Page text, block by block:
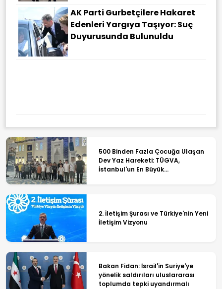
AK Parti Gurbetçilere Hakaret
Edenleri Yargıya Taşıyor: Suç
Duyurusunda Bulunuldu
500 Binden Fazla Çocuğa Ulaşan
Dev Yaz Hareketi: TÜGVA,
İstanbul'un En Büyük
2. İletişim Şurası ve Türkiye'nin Yeni
İletişim Vizyonu
Bakan Fidan: İsrail'in Suriye'ye
yönelik saldırıları uluslararası
toplumda tepki uyandırmalı